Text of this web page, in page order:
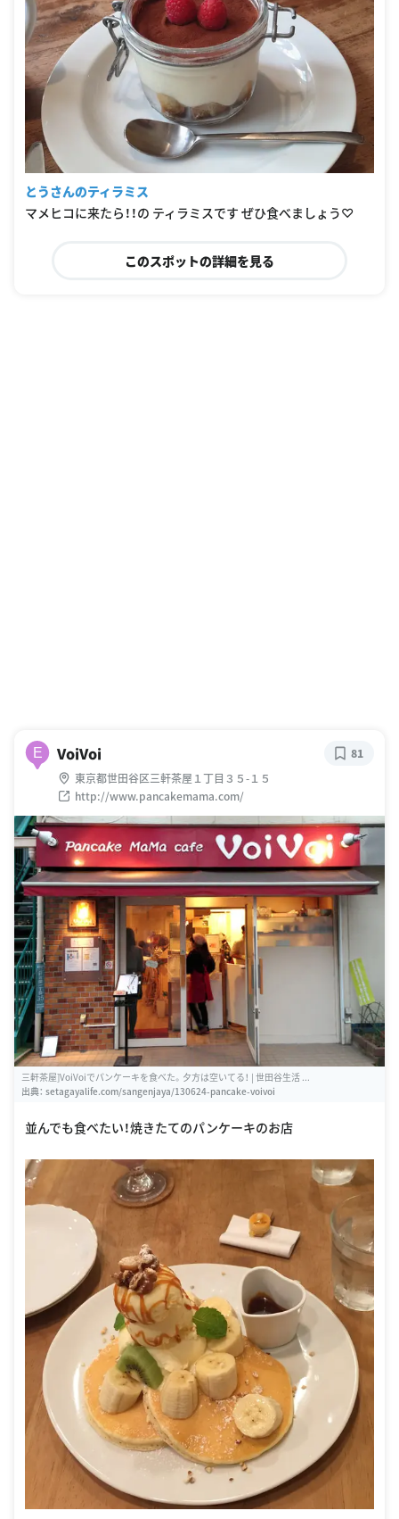
とうさんのティラミス
マメヒコに来たら！！の ティラミスです ぜひ食べましょう♡
このスポットの詳細を見る
E VoiVoi
東京都世田谷区三軒茶屋１丁目３５-１５
http://www.pancakemama.com/
81
三軒茶屋]VoiVoiでパンケーキを食べた。夕方は空いてる！ | 世田谷生活 ...
出典： setagayalife.com/sangenjaya/130624-pancake-voivoi
並んでも食べたい！焼きたてのパンケーキのお店